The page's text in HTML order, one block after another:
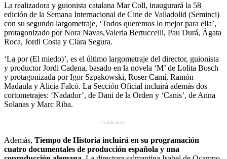
La realizadora y guionista catalana Mar Coll, inaugurará la 58
edición de la Semana Internacional de Cine de Valladolid (Seminci)
con su segundo largometraje, ‘Todos queremos lo mejor para ella’,
protagonizado por Nora Navas,Valeria Bertuccelli, Pau Durá, Ágata
Roca, Jordi Costa y Clara Segura.
‘La por (El miedo)’, es el último largometraje del director, guionista
y productor Jordi Cadena, basado en la novela ‘M’ de Lolita Bosch
y protagonizada por Igor Szpakowski, Roser Camí, Ramón
Madaula y Alicia Falcó. La Sección Oficial incluirá además dos
cortometrajes: ‘Nadador’, de Dani de la Orden y ‘Canis’, de Anna
Solanas y Marc Riba.
- Publicidad -
Además, Tiempo de Historia incluirá en su programación
cuatro documentales de producción española y una